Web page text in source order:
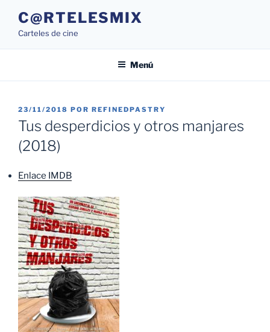
contenido
C@RTELESMIX
Carteles de cine
Menú
PUBLICADO
EL
23/11/2018 POR REFINEDPASTRY
Tus desperdicios y otros manjares
(2018)
Enlace IMDB